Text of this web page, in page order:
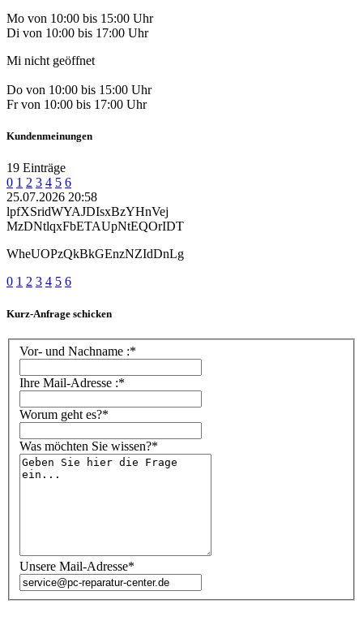
Mo von 10:00 bis 15:00 Uhr
Di von 10:00 bis 17:00 Uhr
Mi nicht geöffnet
Do von 10:00 bis 15:00 Uhr
Fr von 10:00 bis 17:00 Uhr
Kundenmeinungen
19 Einträge
0 1 2 3 4 5 6
25.07.2026 20:58
lpfXSridWYAJDIsxBzYHnVej
MzDNtlqxFbETAUpNtEQOrIDT
WheUOPzQkBkGEnzNZIdDnLg
0 1 2 3 4 5 6
Kurz-Anfrage schicken
Vor- und Nachname :*
Ihre Mail-Adresse :*
Worum geht es?*
Was möchten Sie wissen?*
Unsere Mail-Adresse*